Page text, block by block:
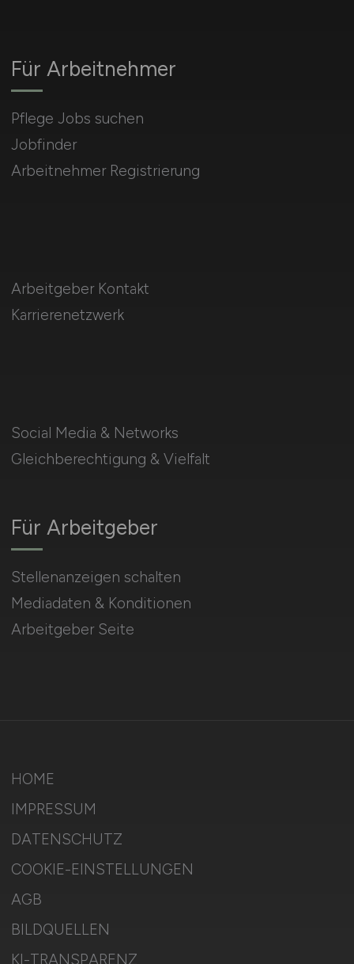
Für Arbeitnehmer
Pflege Jobs suchen
Jobfinder
Arbeitnehmer Registrierung
Social Media & Networks
Gleichberechtigung & Vielfalt
Für Arbeitgeber
Stellenanzeigen schalten
Mediadaten & Konditionen
Arbeitgeber Seite
Arbeitgeber Kontakt
Karrierenetzwerk
HOME
IMPRESSUM
DATENSCHUTZ
COOKIE-EINSTELLUNGEN
AGB
BILDQUELLEN
KI-TRANSPARENZ